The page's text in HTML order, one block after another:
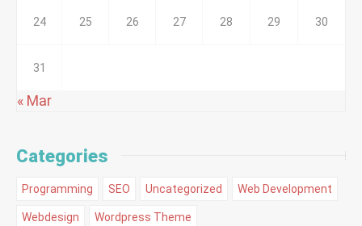
24 25 26 27 28 29 30
31
« Mar
Categories
Programming SEO Uncategorized Web Development
Webdesign Wordpress Theme